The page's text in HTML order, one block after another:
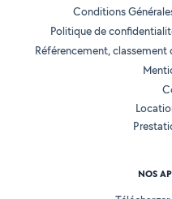
Conditions
Politique de
Référencement,
NOS